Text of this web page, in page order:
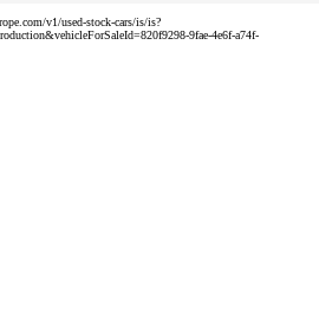
v1/used-stock-cars/is/is?
9fae-4e6f-a74f-